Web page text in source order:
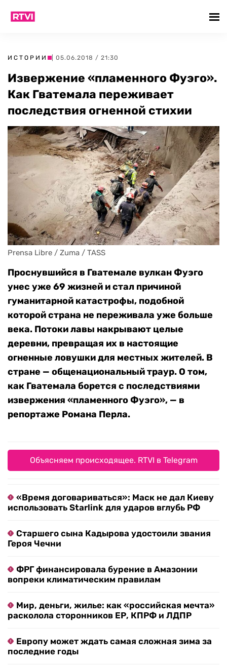
ИСТОРИИ | 05.06.2018 / 21:30
Извержение «пламенного Фуэго».
Как Гватемала переживает
последствия огненной стихии
Prensa Libre / Zuma / TASS
Проснувшийся в Гватемале вулкан Фуэго
унес уже 69 жизней и стал причиной
гуманитарной катастрофы, подобной
которой страна не переживала уже больше
века. Потоки лавы накрывают целые
деревни, превращая их в настоящие
огненные ловушки для местных жителей. В
стране — общенациональный траур. О том,
как Гватемала борется с последствиями
извержения «пламенного Фуэго», — в
репортаже Романа Перла.
Объясняем происходящее. RTVI в Telegram
«Время договариваться»: Маск не дал Киеву
использовать Starlink для ударов вглубь РФ
Старшего сына Кадырова удостоили звания
Героя Чечни
ФРГ финансировала бурение в Амазонии
вопреки климатическим правилам
Мир, деньги, жилье: как «российская мечта»
расколола сторонников ЕР, КПРФ и ЛДПР
Европу может ждать самая сложная зима за
последние годы